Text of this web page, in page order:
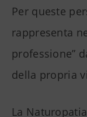
Per queste
rappresenta
professione”
della propria
La